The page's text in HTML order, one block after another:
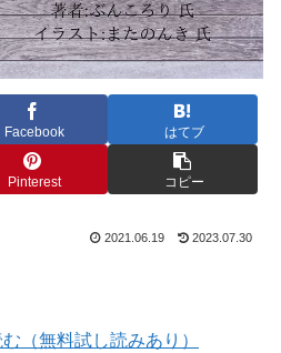
Facebook はてブ
Pinterest コピー
2021.06.19 2023.07.30
（無料試し読みあり）